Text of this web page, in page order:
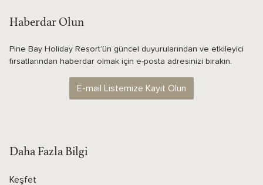
Haberdar Olun
Pine Bay Holiday Resort’ün güncel duyurularından ve etkileyici
fırsatlarından haberdar olmak için e-posta adresinizi bırakın.
E-mail Listemize Kayıt Olun
Daha Fazla Bilgi
Keşfet